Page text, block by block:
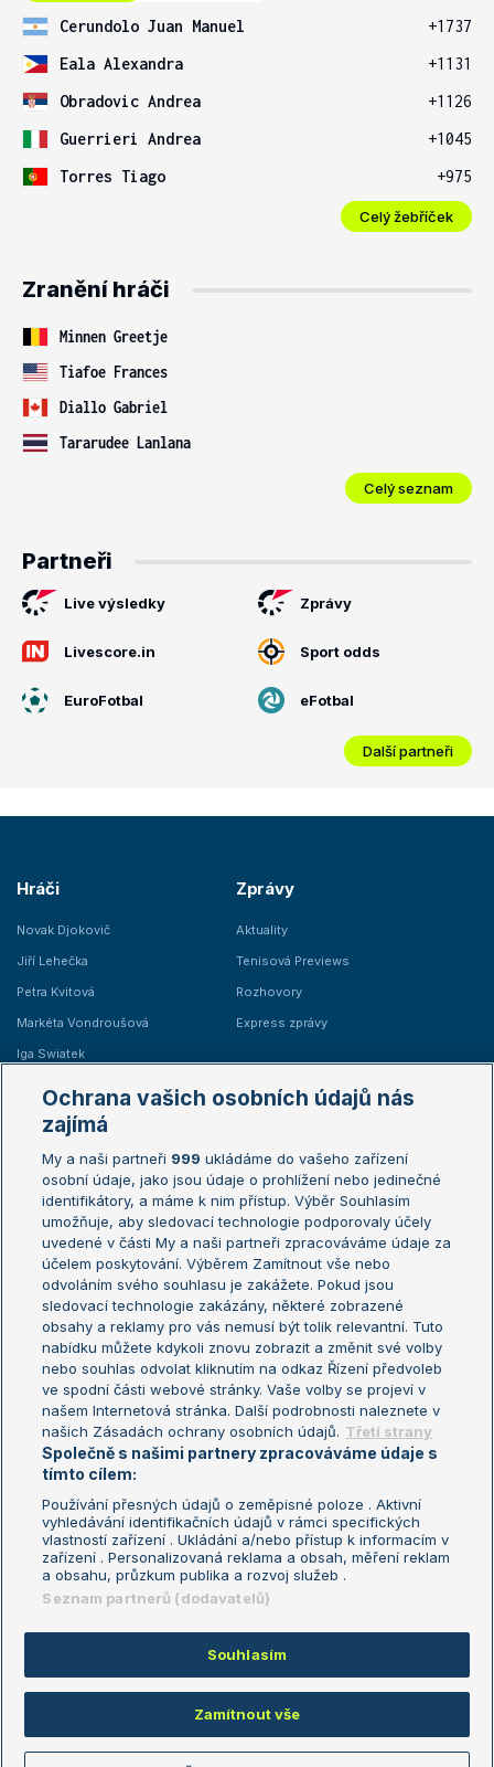
Cerundolo Juan Manuel
+1737
Eala Alexandra
+1131
Obradovic Andrea
+1126
Guerrieri Andrea
+1045
Torres Tiago
+975
Celý žebříček
Zranění hráči
Minnen Greetje
Tiafoe Frances
Diallo Gabriel
Tararudee Lanlana
Celý seznam
Partneři
Live výsledky Zprávy
Livescore.in Sport odds
EuroFotbal eFotbal
Další partneři
Hráči
Novak Djokovič
Jiří Lehečka
Petra Kvitová
Markéta Vondroušová
Iga Swiatek
Zprávy
Aktuality
Tenisová Previews
Rozhovory
Express zprávy
Žebříčky
Žebříček ATP (muži)
Žebříček WTA (ženy)
Sázkařský žebříček
Australian Open
French Open
Wimbledon
US Open
Turnaj mistrů
Turnaj mistryň
Aktualní trendy
Fotbalové přestupy
Livesport Daily
LS Prague Open
Podmínky užití
Nastavení soukromí
GDPR a žurnalistika
Reklama
Kontakt
Informace o zpracování osobních
údajů
Copyright © 2008-2026 TenisPortal.cz. Využíváme zpravodajství ČTK.
Ochrana vašich osobních údajů nás
zajímá
My a naši partneři 999 ukládáme do vašeho zařízení
osobní údaje, jako jsou údaje o prohlížení nebo jedinečné
identifikátory, a máme k nim přístup. Výběr Souhlasím
umožňuje, aby sledovací technologie podporovaly účely
uvedené v části My a naši partneři zpracováváme údaje za
účelem poskytování. Výběrem Zamítnout vše nebo
odvoláním svého souhlasu je zakážete. Pokud jsou
sledovací technologie zakázány, některé zobrazené
obsahy a reklamy pro vás nemusí být tolik relevantní. Tuto
nabídku můžete kdykoli znovu zobrazit a změnit své volby
nebo souhlas odvolat kliknutím na odkaz Řízení předvoleb
ve spodní části webové stránky. Vaše volby se projeví v
našem Internetová stránka. Další podrobnosti naleznete v
našich Zásadách ochrany osobních údajů. Třetí strany
Společně s našimi partnery zpracováváme údaje s
tímto cílem:
Používání přesných údajů o zeměpisné poloze . Aktivní
vyhledávání identifikačních údajů v rámci specifických
vlastností zařízení . Ukládání a/nebo přístup k informacím v
zařízení . Personalizovaná reklama a obsah, měření reklam
a obsahu, průzkum publika a rozvoj služeb .
Seznam partnerů (dodavatelů)
Souhlasím
Zamítnout vše